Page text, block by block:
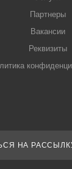
Партнеры
Вакансии
Реквизиты
НА